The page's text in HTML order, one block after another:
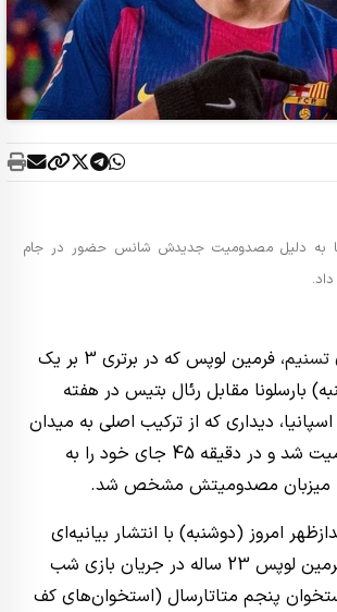
به دلیل مصدومیت جدیدش شانس حضور در جام
تسنیم
، فرمین لوپس که در برتری 3 بر یک
بارسلونا مقابل رئال بتیس در هفته
دیداری که از ترکیب اصلی به میدان
رفت، دچار مصدومیت شد و در دقیقه 45 جای خود را به
میزبان مصدومیتش مشخص شد.
امروز (دوشنبه) با انتشار بیانیه‌ای
رسمی اعلام کرد؛ فرمین لوپس 23 ساله در جریان بازی شب
پنجم متاتارسال (استخوان‌های کف